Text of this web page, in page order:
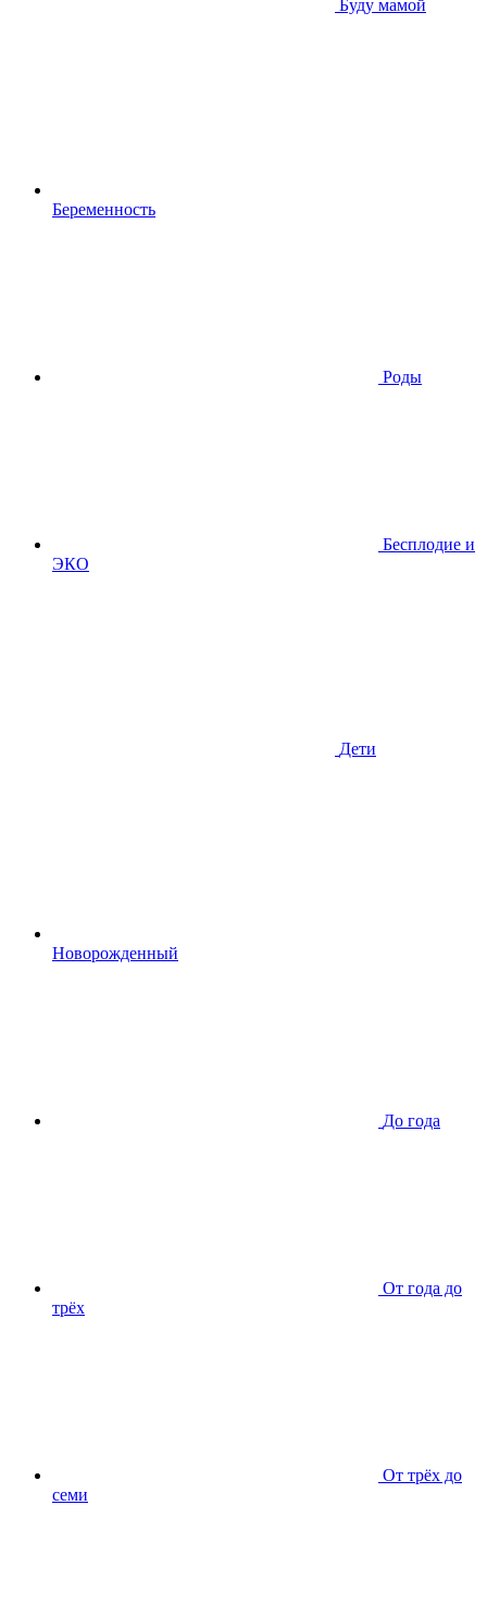
Буду мамой
Беременность
Роды
Бесплодие и
ЭКО
Дети
Новорожденный
До года
От года до
трёх
От трёх до
семи